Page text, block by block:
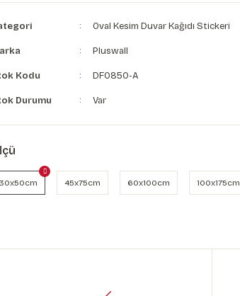
Oval Kesim Duvar Kağıdı Stickeri
Pluswall
Kodu DF0850-A
Durumu Var
30x50cm 45x75cm 60x100cm 100x175cm